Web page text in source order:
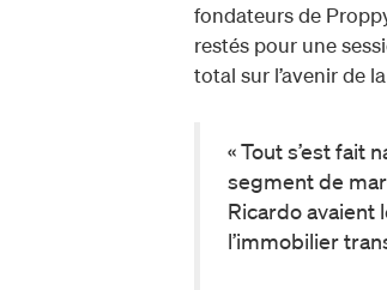
fondateurs de
restés pour une
total sur l’avenir de
« Tout s’est fait
segment de
Ricardo avaient
l’immobilier